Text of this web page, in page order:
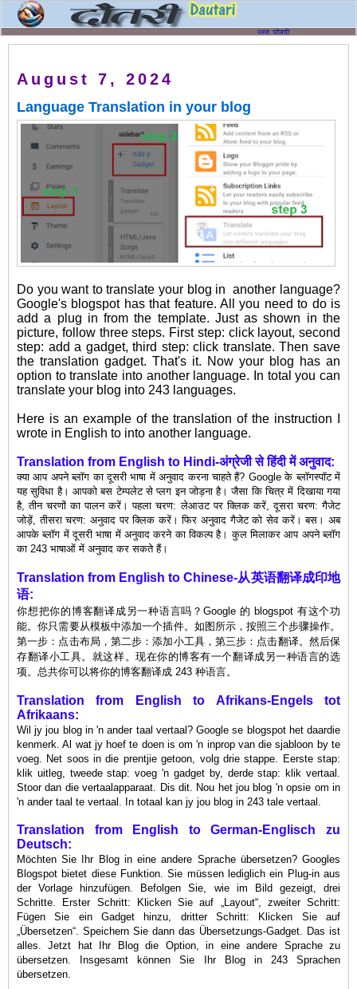
August 7, 2024
Language Translation in your blog
Do you want to translate your blog in another language?
Google's blogspot has that feature. All you need to do is
add a plug in from the template. Just as shown in the
picture, follow three steps. First step: click layout, second
step: add a gadget, third step: click translate. Then save
the translation gadget. That's it. Now your blog has an
option to translate into another language. In total you can
translate your blog into 243 languages.
Here is an example of the translation of the instruction I
wrote in English to into another language.
Translation from English to Hindi-अंग्रेजी से हिंदी में अनुवाद:
क्या आप अपने ब्लॉग का दूसरी भाषा में अनुवाद करना चाहते हैं? Google के ब्लॉगस्पॉट में
यह सुविधा है। आपको बस टेम्पलेट से प्लग इन जोड़ना है। जैसा कि चित्र में दिखाया गया
है, तीन चरणों का पालन करें। पहला चरण: लेआउट पर क्लिक करें, दूसरा चरण: गैजेट
जोड़ें, तीसरा चरण: अनुवाद पर क्लिक करें। फिर अनुवाद गैजेट को सेव करें। बस। अब
आपके ब्लॉग में दूसरी भाषा में अनुवाद करने का विकल्प है। कुल मिलाकर आप अपने ब्लॉग
का 243 भाषाओं में अनुवाद कर सकते हैं।
Translationfrom English to Chinese-从英语翻译成印地
语:
你想把你的博客翻译成另一种语言吗？Google 的 blogspot 有这个功
能。你只需要从模板中添加一个插件。如图所示，按照三个步骤操作。
第一步：点击布局，第二步：添加小工具，第三步：点击翻译。然后保
存翻译小工具。就这样。现在你的博客有一个翻译成另一种语言的选
项。总共你可以将你的博客翻译成 243 种语言。
Translationfrom
English to Afrikans-Engels tot
Afrikaans:
Wil jy jou blog in 'n ander taal vertaal? Google se blogspot het daardie
kenmerk. Al wat jy hoef te doen is om 'n inprop van die sjabloon by te
voeg. Net soos in die prentjie getoon, volg drie stappe. Eerste stap:
klik uitleg, tweede stap: voeg 'n gadget by, derde stap: klik vertaal.
Stoor dan die vertaalapparaat. Dis dit. Nou het jou blog 'n opsie om in
'n ander taal te vertaal. In totaal kan jy jou blog in 243 tale vertaal.
Translation from
English to German-Englisch zu
Deutsch:
Möchten Sie Ihr Blog in eine andere Sprache übersetzen? Googles
Blogspot bietet diese Funktion. Sie müssen lediglich ein Plug-in aus
der Vorlage hinzufügen. Befolgen Sie, wie im Bild gezeigt, drei
Schritte. Erster Schritt: Klicken Sie auf „Layout“, zweiter Schritt:
Fügen Sie ein Gadget hinzu, dritter Schritt: Klicken Sie auf
„Übersetzen“. Speichern Sie dann das Übersetzungs-Gadget. Das ist
alles. Jetzt hat Ihr Blog die Option, in eine andere Sprache zu
übersetzen. Insgesamt können Sie Ihr Blog in 243 Sprachen
übersetzen.